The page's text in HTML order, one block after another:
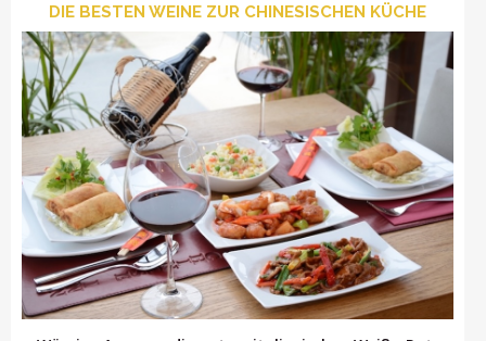
LOGIN
DIE BESTEN WEINE ZUR CHINESISCHEN KÜCHE